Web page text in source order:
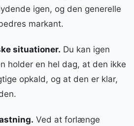
igen, og den generelle
markant.
situationer. Du kan igen
holder en hel dag, at den ikke
opkald, og at den er klar,
Ved at forlænge